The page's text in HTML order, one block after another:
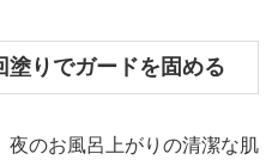
塗りでガードを固める
夜のお風呂上がりの清潔な肌